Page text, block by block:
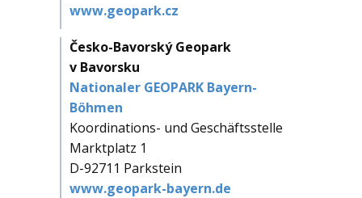
www.geopark.cz
Česko-Bavorský Geopark
v Bavorsku
Nationaler GEOPARK Bayern-
Böhmen
Koordinations- und Geschäftsstelle
Marktplatz 1
D-92711 Parkstein
www.geopark-bayern.de